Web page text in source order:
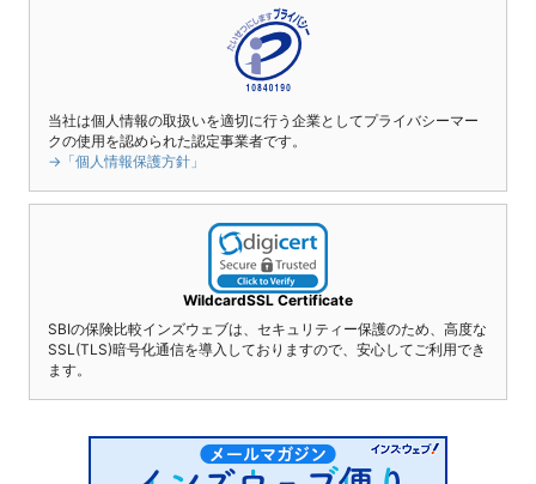
当社は個人情報の取扱いを適切に行う企業としてプライバシーマー
クの使用を認められた認定事業者です。
→「個人情報保護方針」
WildcardSSL Certificate
SBIの保険比較インズウェブは、セキュリティー保護のため、高度な
SSL(TLS)暗号化通信を導入しておりますので、安心してご利用でき
ます。